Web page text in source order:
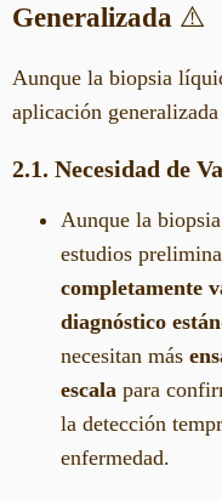
Generalizada ⚠️
Aunque la biopsia
aplicación
2.1. Necesidad de
Aunque la
estudios
completamente
diagnóstico
necesitan más
escala para
la detección
enfermedad.